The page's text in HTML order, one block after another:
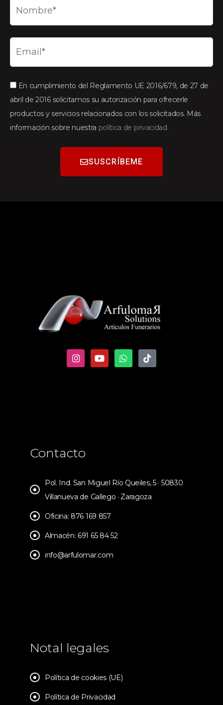
En cumplimiento del Reglamento UE 2016/679, de 27 de
abril de 2016 solicitamos su autorización para ofrecerle
productos y servicios relacionados con los solicitados. Más
información sobre nuestra política de privacidad.
SUSCRÍBEME
Contacto
Pol. Ind. San Miguel Río Queiles, 5 · 50830
Villanueva de Gallego · Zaragoza
Oficina: 876 169 857
Almacén: 691 65 84 52
info@arfulomar.com
Notal legales
Política de cookies (UE)
Política de Privacidad